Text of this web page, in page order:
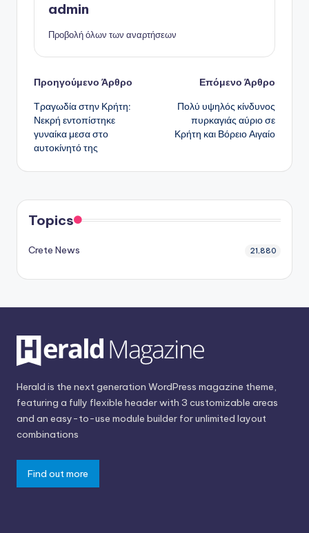
admin
Προβολή όλων των αναρτήσεων
Πλοήγηση
δημοσιεύσεων
Προηγούμενο Άρθρο
Τραγωδία στην Κρήτη:
Νεκρή εντοπίστηκε
γυναίκα μεσα στο
αυτοκίνητό της
Επόμενο Άρθρο
Πολύ υψηλός κίνδυνος
πυρκαγιάς αύριο σε
Κρήτη και Βόρειο Αιγαίο
Topics
Crete News 21,880
Herald is the next generation WordPress magazine theme,
featuring a fully flexible header with 3 customizable areas
and an easy-to-use module builder for unlimited layout
combinations
Find out more